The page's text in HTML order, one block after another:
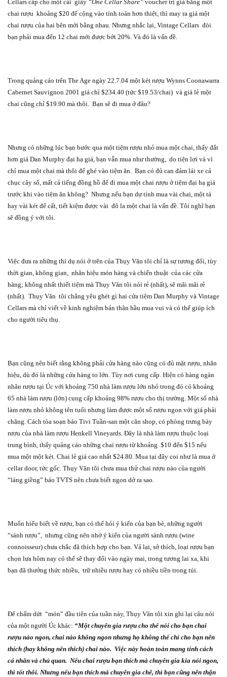
Cellars cấp cho một cái giấy “One Cellar Share” voucher trị giá bằng một
chai rượu khoảng $20 để cộng vào tính toán hơn thiệt, thì may ra giá một
chai rượu của hai bên mới bằng nhau. Nhưng nhắc lại, Vintage Cellars đòi
bạn phải mua đến 12 chai mới được bớt 20%. Và đó là vấn đề.
Trong quảng cáo trên The Age ngày 22.7.04 một két rượu Wynns Coonawarra
Cabernet Sauvignon 2001 giá chỉ $234.40 (tức $19.53/chai) và giá lẻ một
chai cũng chỉ $19.90 mà thôi. Bạn sẽ đi mua ở đâu?
Nhưng có những lúc bạn bước qua một tiệm rượu nhỏ mua một chai, thấy đắt
hơn giá Dan Murphy đại hạ giá, bạn vẫn mua như thường, do tiện lợi và vì
chỉ mua một chai mà thôi để ghé vào tiệm ăn. Bạn có đủ can đảm lái xe cả
chục cây số, mất cả tiếng đồng hồ để đi mua một chai rượu ở tiệm đại hạ giá
trước khi vào tiệm ăn không? Nhưng nếu bạn dự tính mua vài chai, một tá
hay vài két để cất, tiết kiệm được vài đô la một chai là vấn đề. Tôi nghĩ bạn
sẽ đồng ý với tôi.
Việc đưa ra những thí dụ nói ở trên của Thụy Văn tôi chỉ là sự tương đối, tùy
thời gian, không gian, nhãn hiệu món hàng và chiến thuật của các cửa
hàng; không nhất thiết tiệm mà Thụy Văn tôi nói rẻ (nhất), sẽ mãi mãi rẻ
(nhất). Thụy Văn tôi chẳng yêu ghét gì hai cửa tiệm Dan Murphy và Vintage
Cellars mà chỉ viết về kinh nghiệm bản thân hầu mua vui và có thể giúp ích
cho người tiêu thụ.
Bạn cũng nên biết rằng không phải cửa hàng nào cũng có đủ mặt rượu, nhãn
hiệu, dù đó là những cửa hàng to lớn. Tùy nơi cung cấp. Hiện có hàng ngàn
nhãn rượu tại Úc với khoảng 750 nhà làm rượu lớn nhỏ trong đó có khoảng
65 nhà làm rượu (lớn) cung cấp khoảng 98% rượu cho thị trường. Một số nhà
làm rượu nhỏ không tên tuổi nhưng làm được một số rượu ngon với giá phải
chăng. Cách tòa soạn báo Tivi Tuần-san một căn shop, có phòng trưng bày
rượu của nhà làm rượu Henkell Vineyards. Đây là nhà làm rượu thuộc loại
trung bình, thấy quảng cáo những chai rượu từ khoảng $10 đến $15 nếu
mua một một két. Chai lẻ giá cao nhất $24.80. Mua tại đây coi như là mua ở
cellar door, tức gốc. Thụy Văn tôi chưa mua thử chai rượu nào của người
“láng giềng” báo TVTS nên chưa biết ngon dở ra sao.
Muốn hiểu biết về rượu, bạn có thể hỏi ý kiến của bạn bè, những người
“sành rượu”, nhưng cũng nên nhớ ý kiến của người sành rượu (wine
connoisseur) chưa chắc đã thích hợp cho bạn. Vả lại, sở thích, loại rượu bạn
chọn lựa hôm nay có thể sẽ thay đổi vào ngày mai, trong tương lai xa, khi
bạn đã thưởng thức nhiều, trữ nhiều rượu hay có nhiều tiền trong túi.
Để chấm dứt “món” đầu tiên của tuần này, Thụy Văn tôi xin ghi lại câu nói
của một người Úc khác: “Một chuyên gia rượu cho thể nói cho bạn chai
rượu nào ngon, chai nào không ngon nhưng họ không thể chỉ cho bạn nên
thích (hay không nên thích) chai nào. Việc này hoàn toàn mang tính cách
cá nhân và chủ quan. Nếu chai rượu bạn thích mà chuyên gia kia nói ngon,
thì tốt thôi. Nhưng nếu bạn thích mà chuyên gia chê, thì bạn cũng nên thận